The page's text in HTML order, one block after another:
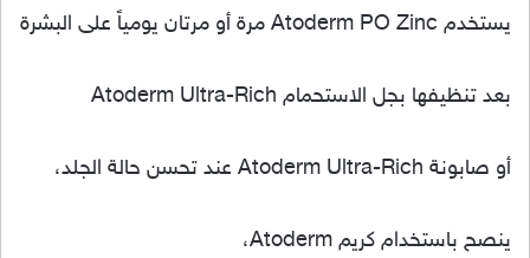
يستخدم Atoderm PO Zinc مرة أو مرتان يومياً على البشرة
بعد تنظيفها بجل الاستحمام Atoderm Ultra-Rich
أو صابونة Atoderm Ultra-Rich عند تحسن حالة الجلد،
ينصح باستخدام كريم Atoderm،